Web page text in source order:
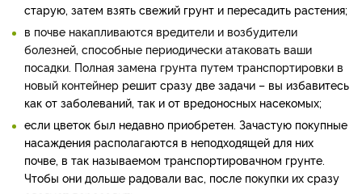
старую, затем взять свежий грунт и пересадить растения;
в почве накапливаются вредители и возбудители
болезней, способные периодически атаковать ваши
посадки. Полная замена грунта путем транспортировки в
новый контейнер решит сразу две задачи – вы избавитесь
как от заболеваний, так и от вредоносных насекомых;
если цветок был недавно приобретен. Зачастую покупные
насаждения располагаются в неподходящей для них
почве, в так называемом транспортировачном грунте.
Чтобы они дольше радовали вас, после покупки их сразу